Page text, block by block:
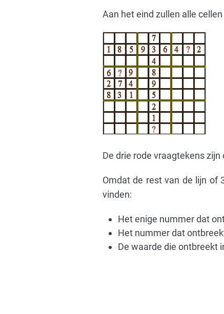
Aan het eind zullen alle
De drie rode vraagtekens
Omdat de rest van de lijn of
vinden:
Het enige nummer dat
Het nummer dat
De waarde die ontbreekt